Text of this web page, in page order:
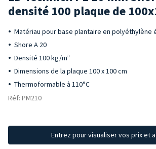
densité 100 plaque de
Matériau pour base plantaire en polyéthylène
Shore A 20
Densité 100 kg/m³
Dimensions de la plaque 100 x 100 cm
Thermoformable à 110°C
Réf: PM210
Entrez pour visualiser vos prix et